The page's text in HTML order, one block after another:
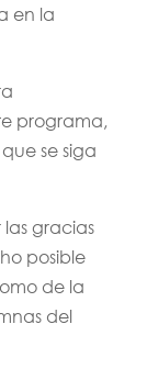
en la
programa,
se siga
las gracias
posible
de la
del